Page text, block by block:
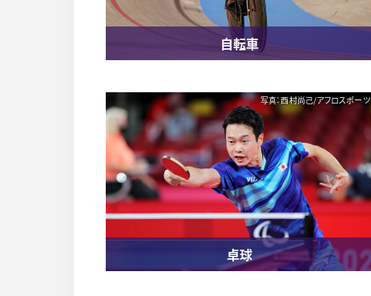
自転車
写真：西村尚己/アフロスポーツ
卓球